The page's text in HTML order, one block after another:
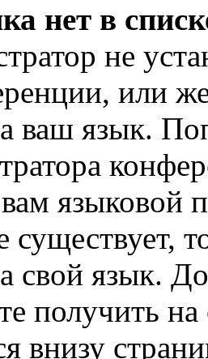
нет в
не
или
ваш язык.
языковой
существует,
свой язык.
получить на
внизу